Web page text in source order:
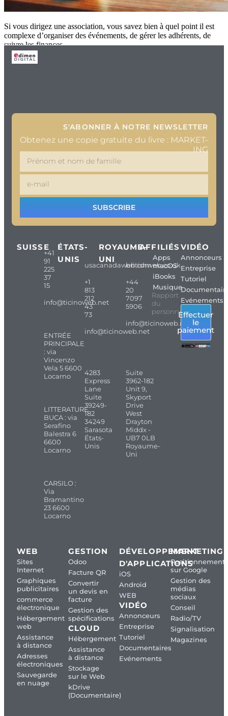
Si vous dirigez une association, vous savez bien à quel point il est
complexe d’organiser des événements, de gérer les adhérents, de
suivre les finances
S'ABONNER À NOTRE NEWSLETTER
Obtenez une copie gratuite du livre : MARKET-
ING
SUBSCRIBE
SUISSE
+41
91
225
37
15
info@ticinoweb.net
ENTRÉE
PRINCIPALE
: via
Vincenzo
Vela 5 6600
Locarno
LITTERATURE
BUCA : via
Serafino
Balestra 6
6600
Locarno
CARSILO :
Via
Bramantino
23 6600
Locarno
ÉTATS-
UNIS
usacanadaweb.com
+1
813
212
43
73
info@ticinoweb.net
4283
Express
Lane
Suite
39249-
182
34249
Sarasota
États-
Unis
ROYAUME-
UNI
britishweb.co.uk
+44
20
7097
5906
info@ticinoweb.net
Suite
3962-182
Unit 9,
Skyport
Drive
West
Drayton
Middx -
UB7 0LB
Royaume-
Uni
AFFILIÉS
Apps
macOS
iBooks
Musique
Rapport
du
personnel
VIDÉO
Annonceurs
Entreprise
Tutoriel
Evénements
Effectuer
le
paiement
WEB
Sites
Internet
Graphiques
publicitaires
commerce
électronique
Hébergement
web
Assistance
à distance
Adresses
électroniques
Sauvegarde
en nuage
GESTION
Odoo
Facture QR
Convertir
un devis en
facture
Gestion des
spécifications
CLOUD
Hébergement
Assistance
à distance
Stockage
sur le Web
kDrive
(Documentaire)
DÉVELOPPEMENT
D'APPLICATIONS
iOS
Android
WEB
VIDÉO
Annonceurs
Entreprise
Tutoriel
Documentaires
Evénements
MARKETING
Positionnement
sur Google
Gestion des
médias
sociaux
Conseil
Radio/TV
Signalisation
Magazines